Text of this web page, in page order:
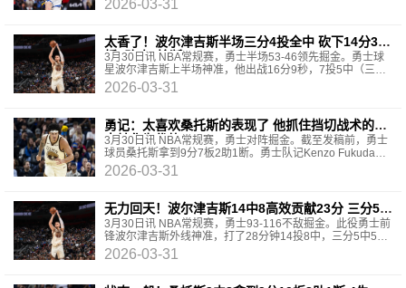
2026-03-31
太香了！波尔津吉斯半场三分4投全中 砍下14分3篮
板2助攻1抢断
3月30日讯 NBA常规赛，勇士半场53-46领先掘金。勇士球
星波尔津吉斯上半场神准，他出战16分9秒，7投5中（三分4
中4），砍下14分3篮板2助攻1抢断，正负值为+6。
2026-03-31
勇记：太喜欢桑托斯的表现了 他抓住挡切战术的特
点转化为优势
3月30日讯 NBA常规赛，勇士对阵掘金。截至发稿前，勇士
球员桑托斯拿到9分7板2助1断。勇士队记Kenzo Fukuda发
文点评道：“太喜欢桑托斯的表现了——他基本上是在
2026-03-31
无力回天！波尔津吉斯14中8高效贡献23分 三分5中
5
3月30日讯 NBA常规赛，勇士93-116不敌掘金。此役勇士前
锋波尔津吉斯外线神准，打了28分钟14投8中，三分5中5、
罚球2中2拿到23分3篮板2助攻1抢断，正负值-15。
2026-03-31